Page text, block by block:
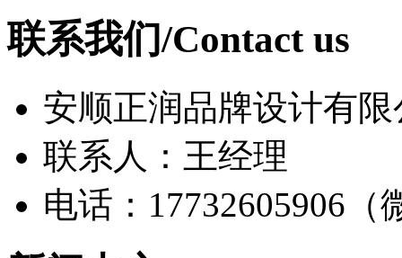
联系我们/Contact us
安顺正润品牌设计有限
联系人：王经理
电话：17732605906（